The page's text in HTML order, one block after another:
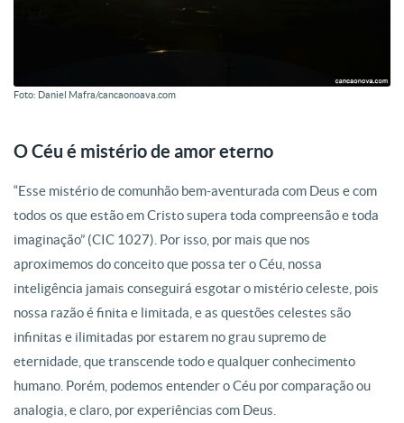
Foto: Daniel Mafra/cancaonoava.com
O Céu é mistério de amor eterno
“Esse mistério de comunhão bem-aventurada com Deus e com
todos os que estão em Cristo supera toda compreensão e toda
imaginação” (CIC 1027). Por isso, por mais que nos
aproximemos do conceito que possa ter o Céu, nossa
inteligência jamais conseguirá esgotar o mistério celeste, pois
nossa razão é finita e limitada, e as questões celestes são
infinitas e ilimitadas por estarem no grau supremo de
eternidade, que transcende todo e qualquer conhecimento
humano. Porém, podemos entender o Céu por comparação ou
analogia, e claro, por experiências com Deus.